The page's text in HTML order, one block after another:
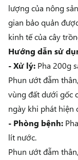
lượng của nông
gian bảo quản
kinh tế của cây
Hướng dẫn sử
- Xử lý: Pha 200g
Phun ướt đẫm
vùng đất dưới gốc
ngày khi phát hiện
- Phòng bệnh:
lít nước.
Phun ướt đẫm